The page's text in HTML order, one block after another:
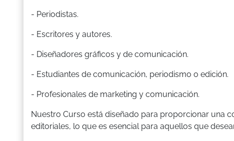
- Periodistas.
- Escritores y autores.
- Diseñadores gráficos y de comunicación.
- Estudiantes de comunicación, periodismo o edición.
- Profesionales de marketing y comunicación.
Nuestro Curso está diseñado para proporcionar una
editoriales, lo que es esencial para aquellos que